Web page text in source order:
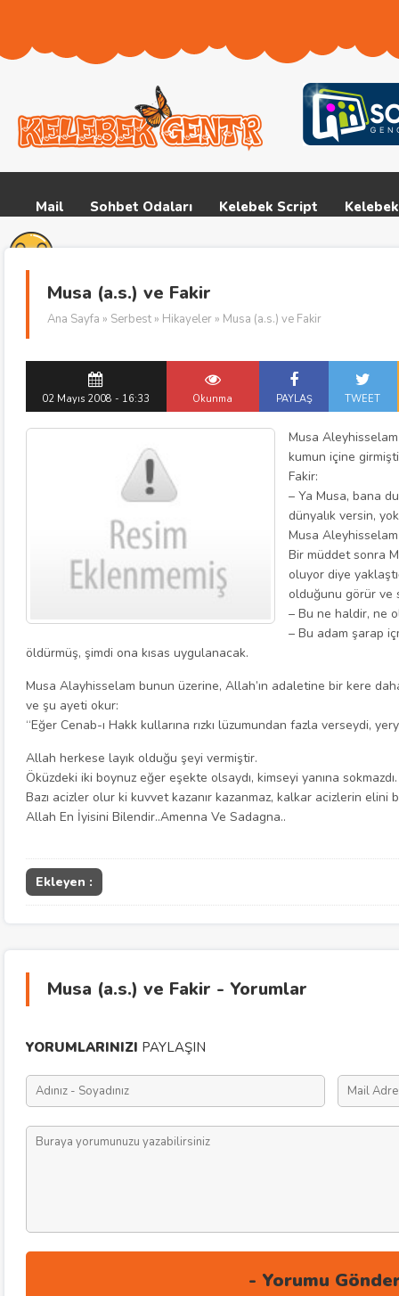
Mail Sohbet Odaları Kelebek Script
Musa (a.s.) ve Fakir
Ana Sayfa » Serbest » Hikayeler » Musa (a.s.) ve Fakir
02 Mayıs 2008 - 16:33 Okunma PAYLAŞ TWEET
Musa
kumun içine
Fakir:
– Ya Musa, bana
dünyalık versin,
Musa
Bir müddet sonra
oluyor diye
olduğunu görür ve
– Bu ne haldir, ne
– Bu adam şarap
öldürmüş, şimdi ona kısas uygulanacak.
Musa Alayhisselam bunun üzerine, Allah’ın adaletine bir kere
ve şu ayeti okur:
“Eğer Cenab-ı Hakk kullarına rızkı lüzumundan fazla verseydi,
Allah herkese layık olduğu şeyi vermiştir.
Öküzdeki iki boynuz eğer eşekte olsaydı, kimseyi yanına sokmazdı.
Bazı acizler olur ki kuvvet kazanır kazanmaz, kalkar acizlerin elini
Allah En İyisini Bilendir..Amenna Ve Sadagna..
Ekleyen :
Musa (a.s.) ve Fakir - Yorumlar
YORUMLARINIZI PAYLAŞIN